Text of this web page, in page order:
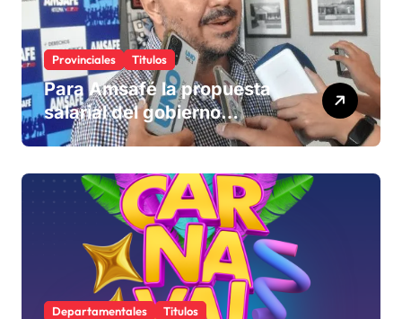
Provinciales Titulos
Para Amsafé la propuesta
salarial del gobierno
«queda corta» y el viernes
rechaza
Departamentales Titulos